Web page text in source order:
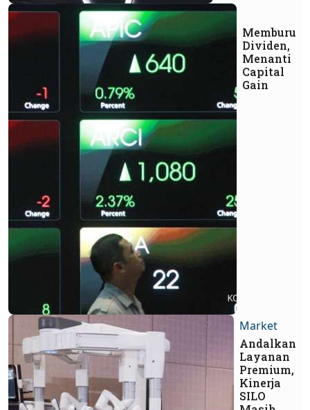
Memburu
Dividen,
Menanti
Capital
Gain
Market
Andalkan
Layanan
Premium,
Kinerja
SILO